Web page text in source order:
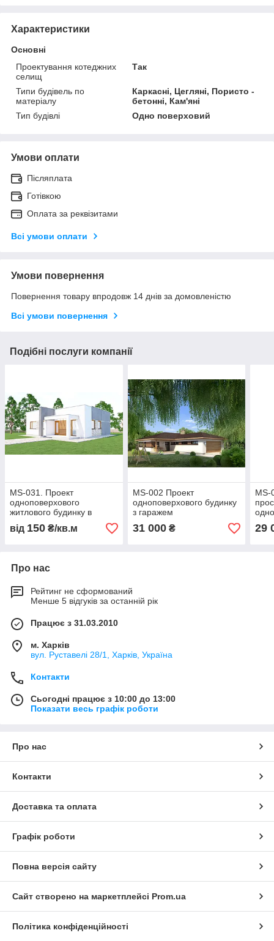
Характеристики
Основні
Проектування котеджних
селищ
Так
Типи будівель по
матеріалу
Каркасні, Цегляні, Пористо -
бетонні, Кам'яні
Тип будівлі
Одно поверховий
Умови оплати
Післяплата
Готівкою
Оплата за реквізитами
Всі умови оплати
Умови повернення
Повернення товару впродовж 14 днів за домовленістю
Всі умови повернення
Подібні послуги компанії
MS-031. Проект
одноповерхового
житлового будинку в
сучасному стилі.
від 150 ₴/кв.м
MS-002 Проект
одноповерхового будинку
з гаражем
31 000₴
MS-
з
29
Про нас
Рейтинг не сформований
Менше 5 відгуків за останній рік
Працює з 31.03.2010
м. Харків
вул. Руставелі 28/1, Харків, Україна
Контакти
Сьогодні працює з 10:00 до 13:00
Показати весь графік роботи
Про нас
Контакти
Доставка та оплата
Графік роботи
Повна версія сайту
Сайт створено на маркетплейсі Prom.ua
Політика конфіденційності